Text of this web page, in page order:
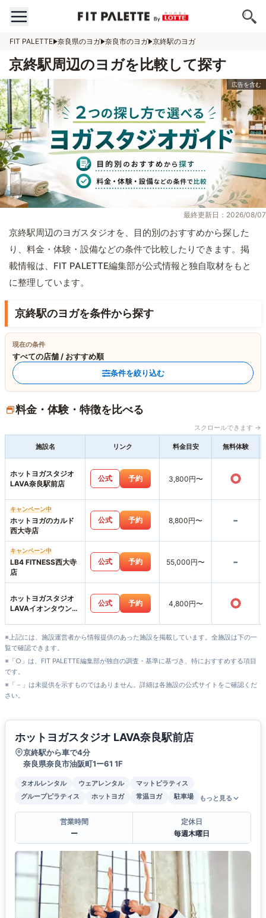
FIT PALETTE 奈良県のヨガ 奈良市のヨガ 京終駅のヨガ
京終駅周辺のヨガを比較して探す
最終更新日：2026/08/07
京終駅周辺のヨガスタジオを、目的別のおすすめから探した
り、料金・体験・設備などの条件で比較したりできます。掲
載情報は、FIT PALETTE編集部が公式情報と独自取材をもと
に整理しています。
京終駅のヨガを条件から探す
現在の条件
すべての店舗 / おすすめ順
条件を絞り込む
料金・体験・特徴を比べる
スクロールできます →
施設名 リンク 料金目安 無料体験
ホットヨガスタジオ
LAVA奈良駅前店
公式 予約 3,800円〜 ○
キャンペーン中
ホットヨガのカルド
西大寺店
公式 予約 8,800円〜 -
キャンペーン中
LB4 FITNESS西大寺
店
公式 予約 55,000円〜 -
ホットヨガスタジオ
LAVAイオンタウン富
公式 予約 4,800円〜 ○
※上記には、施設運営者から情報提供のあった施設を掲載しています。全施設は下の一
覧で確認できます。
※「○」は、FIT PALETTE編集部が独自の調査・基準に基づき、特におすすめする項目
です。
※「－」は未提供を示すものではありません。詳細は各施設の公式サイトをご確認くだ
さい。
ホットヨガスタジオ LAVA奈良駅前店
京終駅から車で4分
奈良県奈良市油阪町1ー61 1F
タオルレンタル ウェアレンタル
マットピラティス
グループピラティス
ホットヨガ 常温ヨガ 駐車場 もっと見る
営業時間
ー
定休日
毎週木曜日